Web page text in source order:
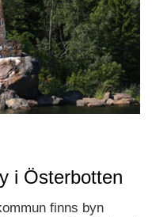
i Österbotten
finns byn